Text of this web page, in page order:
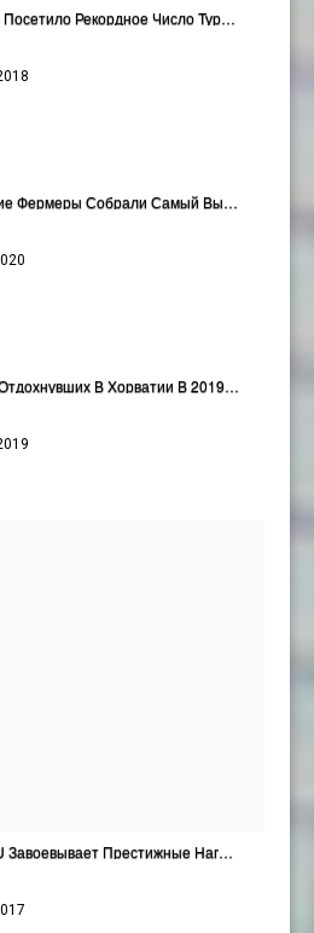
В 2017 Году Хорватию Посетило Рекордное Число Тури…
В Этом Году Хорватские Фермеры Собрали Самый Высок…
В Хорватии В 2019…
Хорватский Бренд VAU Завоевывает Престижные Наград…